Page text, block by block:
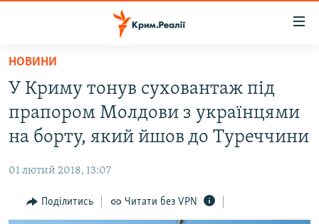
Перейти
основного
матеріалу
Перейти
до
основної
Перейти
до
ВОДА.КРИМ
ВІДЕО ТА ФОТО
БЛОГИ
ПОГЛЯД
НОВИНИ
У Криму тонув суховантаж під
прапором Молдови з українцями
на борту, який йшов до Туреччини
01 лютий 2018, 13:07
Поділитись Читати без VPN